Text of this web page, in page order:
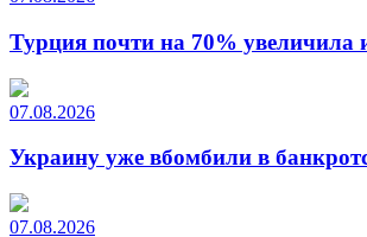
Турция почти на 70% увеличила
07.08.2026
Украину уже вбомбили в
07.08.2026